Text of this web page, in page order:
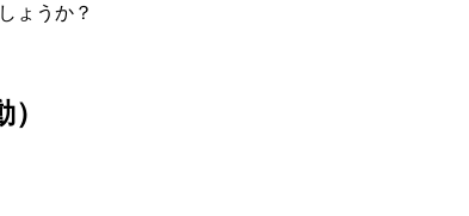
ょうか？